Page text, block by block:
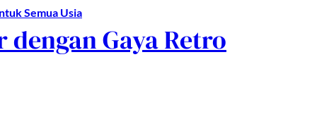
Semua Usia
Gaya Retro